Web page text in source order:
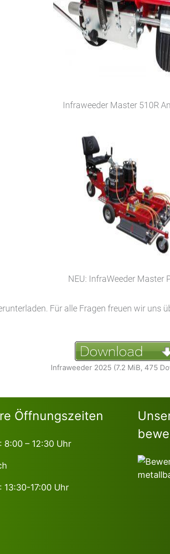
Infraweeder Master 510R
NEU: InfraWeeder Master
Für alle Fragen freuen wir uns
Infraweeder 2025 (7.2 MiB, 475
Öffnungszeiten
8:00 – 12:30 Uhr
13:30-17:00 Uhr